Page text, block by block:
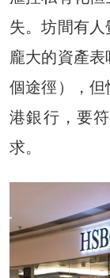
失。坊間有
龐大的資產
個途徑），
港銀行，要
求。